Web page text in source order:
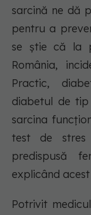
sarcină ne dă
pentru a
se știe că la
România,
Practic,
diabetul de
sarcina
test de
predispusă
explicând
Potrivit